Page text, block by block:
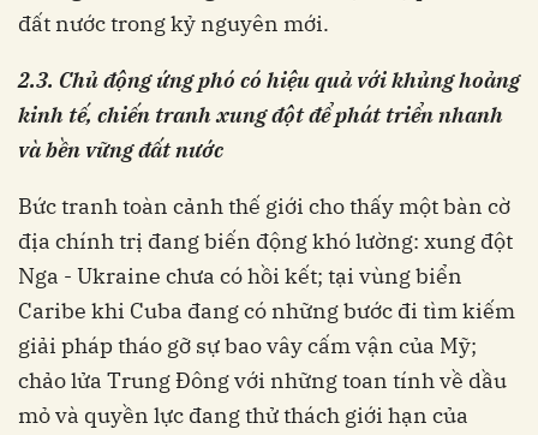
đất nước trong kỷ nguyên mới.
2.3. Chủ động ứng phó có hiệu quả với khủng hoảng
kinh tế, chiến tranh xung độtđểphát triểnnhanh
và bền vữngđất nước
Bức tranh toàn cảnh thế giới cho thấy một bàn cờ
địa chính trị đang biến động khó lường: xung đột
Nga - Ukraine chưa có hồi kết; tại vùng biển
Caribe khi Cuba đang có những bước đi tìm kiếm
giải pháp tháo gỡ sự bao vây cấm vận của Mỹ;
chảo lửa Trung Đông với những toan tính về dầu
mỏ và quyền lực đang thử thách giới hạn của